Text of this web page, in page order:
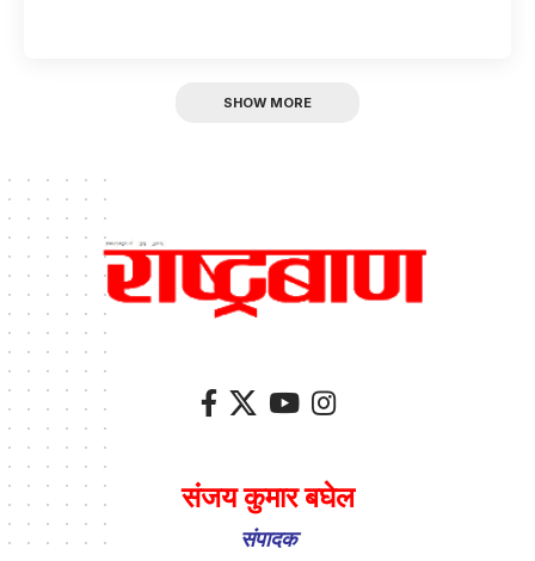
SHOW MORE
संजय कुमार बघेल
संपादक